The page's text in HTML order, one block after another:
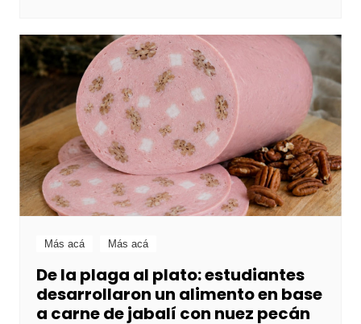
Más acá Más acá
De la plaga al plato: estudiantes
desarrollaron un alimento en base
a carne de jabalí con nuez pecán